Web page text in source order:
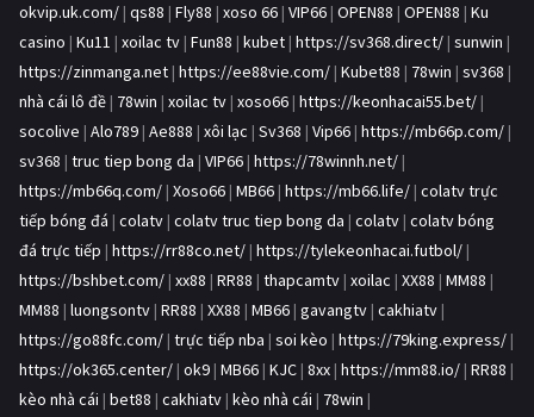
okvip.uk.com/ | qs88 | Fly88 | xoso 66 | VIP66 | OPEN88 | OPEN88 | Ku
casino | Ku11 | xoilac tv | Fun88 | kubet | https://sv368.direct/ | sunwin |
https://zinmanga.net | https://ee88vie.com/ | Kubet88 | 78win | sv368 |
nhà cái lô đề | 78win | xoilac tv | xoso66 | https://keonhacai55.bet/ |
socolive | Alo789 | Ae888 | xôi lạc | Sv368 | Vip66 | https://mb66p.com/ |
sv368 | truc tiep bong da | VIP66 | https://78winnh.net/ |
https://mb66q.com/ | Xoso66 | MB66 | https://mb66.life/ | colatv trực
tiếp bóng đá | colatv | colatv truc tiep bong da | colatv | colatv bóng
đá trực tiếp | https://rr88co.net/ | https://tylekeonhacai.futbol/ |
https://bshbet.com/ | xx88 | RR88 | thapcamtv | xoilac | XX88 | MM88 |
MM88 | luongsontv | RR88 | XX88 | MB66 | gavangtv | cakhiatv |
https://go88fc.com/ | trực tiếp nba | soi kèo | https://79king.express/ |
https://ok365.center/ | ok9 | MB66 | KJC | 8xx | https://mm88.io/ | RR88 |
kèo nhà cái | bet88 | cakhiatv | kèo nhà cái | 78win |